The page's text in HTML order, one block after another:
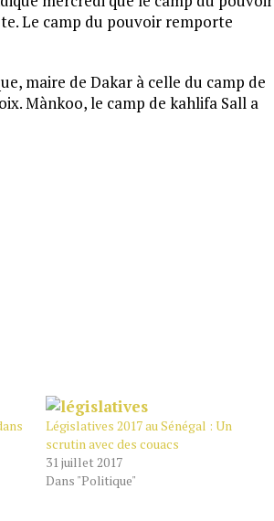
Le camp du pouvoir remporte
maire de Dakar à celle du camp de
Mànkoo, le camp de kahlifa Sall a
Législatives 2017 au Sénégal : Un
scrutin avec des couacs
31 juillet 2017
Dans "Politique"